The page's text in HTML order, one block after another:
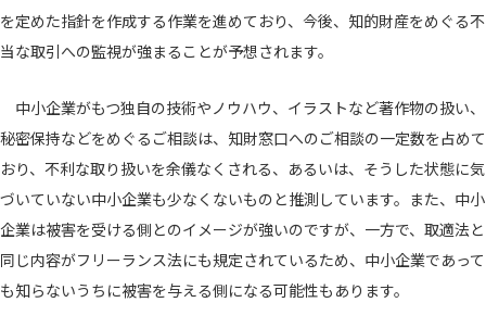
を定めた指針を作成する作業を進めており、今後、知的財産をめぐる不
当な取引への監視が強まることが予想されます。
中小企業がもつ独自の技術やノウハウ、イラストなど著作物の扱い、
秘密保持などをめぐるご相談は、知財窓口へのご相談の一定数を占めて
おり、不利な取り扱いを余儀なくされる、あるいは、そうした状態に気
づいていない中小企業も少なくないものと推測しています。また、中小
企業は被害を受ける側とのイメージが強いのですが、一方で、取適法と
同じ内容がフリーランス法にも規定されているため、中小企業であって
も知らないうちに被害を与える側になる可能性もあります。